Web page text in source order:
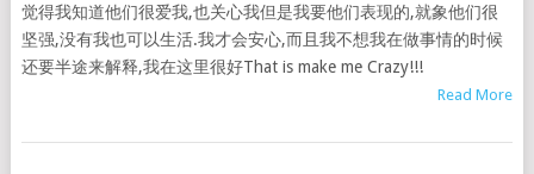
觉得我知道他们很爱我,也关心我但是我要他们表现的,就象他们很
坚强,没有我也可以生活.我才会安心,而且我不想我在做事情的时候
还要半途来解释,我在这里很好That is make me Crazy!!!
Read More